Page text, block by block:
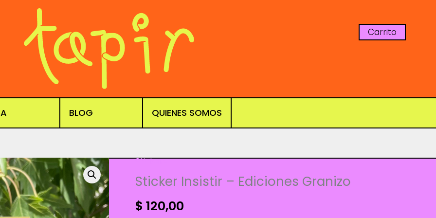
Carrito
BLOG QUIENES SOMOS
Stickers
Sticker Insistir – Ediciones Granizo
$ 120,00